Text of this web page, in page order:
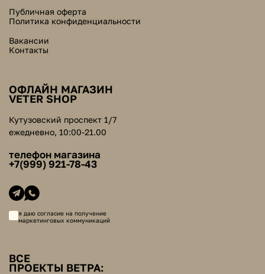
Публичная оферта
Политика конфиденциальности
Вакансии
Контакты
ОФЛАЙН МАГАЗИН
VETER SHOP
Кутузовский проспект 1/7
ежедневно, 10:00-21.00
телефон магазина
+7(999) 921-78-43
я даю согласие на получение
маркетинговых коммуникаций
ВСЕ
ПРОЕКТЫ ВЕТРА: